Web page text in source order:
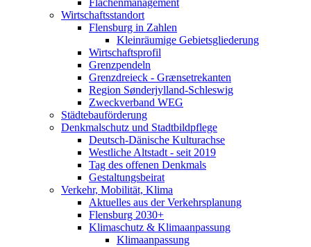
Flächenmanagement
Wirtschaftsstandort
Flensburg in Zahlen
Kleinräumige Gebietsgliederung
Wirtschaftsprofil
Grenzpendeln
Grenzdreieck - Grænsetrekanten
Region Sønderjylland-Schleswig
Zweckverband WEG
Städtebauförderung
Denkmalschutz und Stadtbildpflege
Deutsch-Dänische Kulturachse
Westliche Altstadt - seit 2019
Tag des offenen Denkmals
Gestaltungsbeirat
Verkehr, Mobilität, Klima
Aktuelles aus der Verkehrsplanung
Flensburg 2030+
Klimaschutz & Klimaanpassung
Klimaanpassung